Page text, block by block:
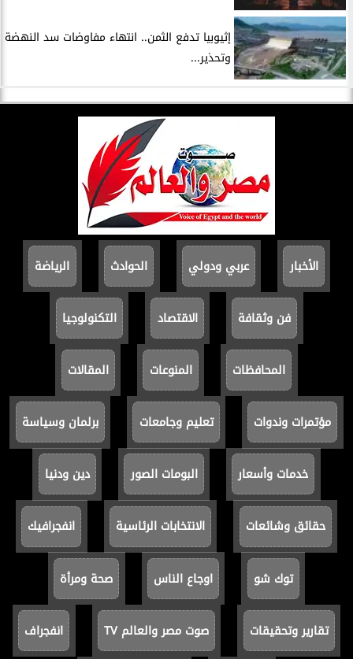
إثيوبيا تدفع الثمن.. انتهاء مفاوضات سد النهضة
وتحذير...
الأخبار عربي ودولي الحوادث الرياضة
فن وثقافة الاقتصاد التكنولوجيا
المحافظات المنوعات المقالات
مؤتمرات وندوات تعليم وجامعات برلمان وسياسة
خدمات وأسعار البومات الصور دين ودنيا
حقائق وشائعات الانتخابات الرئاسية انفجرافيك
توك شو اوجاع الناس صحة ومرأة
تقارير وتحقيقات صوت مصر والعالم TV انفجراف